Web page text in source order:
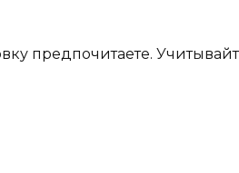
предпочитаете.